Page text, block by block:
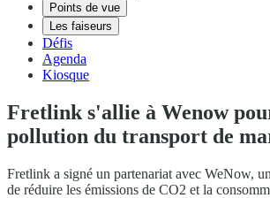
Points de vue
Les faiseurs
Défis
Agenda
Kiosque
Fretlink s'allie à Wenow
pollution du transport de
Fretlink a signé un partenariat avec WeNow,
de réduire les émissions de CO2 et la